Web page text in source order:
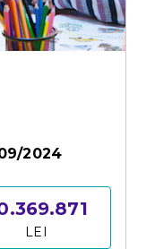
2024
LEI